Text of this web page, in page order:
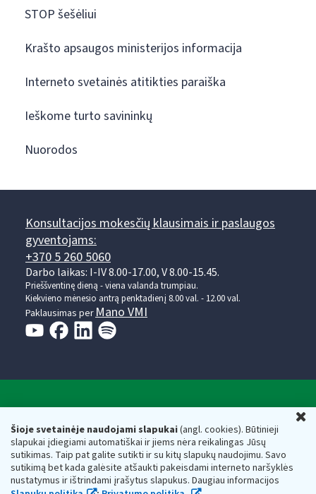
Šioje svetainėje naudojami slapukai(angl. cookies). Būtinieji
slapukai įdiegiami automatiškai ir jiems nėra reikalingas Jūsų
sutikimas. Taip pat galite sutikti ir su kitų slapukų naudojimu. Savo
sutikimą bet kada galėsite atšaukti pakeisdami interneto naršyklės
nustatymus ir ištrindami įrašytus slapukus. Daugiau informacijos
STOP šešėliui
Krašto apsaugos ministerijos informacija
Interneto svetainės atitikties paraiška
Ieškome turto savininkų
Nuorodos
Konsultacijos mokesčių klausimais ir paslaugos
gyventojams:
+370 5 260 5060
Darbo laikas: I-IV 8.00-17.00, V 8.00-15.45.
Prieššventinę dieną - viena valanda trumpiau.
Kiekvieno mėnesio antrą penktadienį 8.00 val. - 12.00 val.
Paklausimas per Mano VMI
Respublikos finansų ministerijos
Biudžetinė įstaiga. Juridinio asmens kodas — 188659752,
adresas: Vasario 16-osios g. 14, 01107 Vilnius, Lietuva, el.paštas:
vmi@vmi.lt, E. pristatymo dėžutės adresas 188659752
Duomenys apie Valstybinę mokesčių inspekciją prie Lietuvos